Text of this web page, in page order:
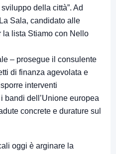
della città”. Ad
Sala, candidato alle
lista Stiamo con Nello
– prosegue il consulente
di finanza agevolata e
interventi
bandi dell’Unione europea
concrete e durature sul
oggi è arginare la